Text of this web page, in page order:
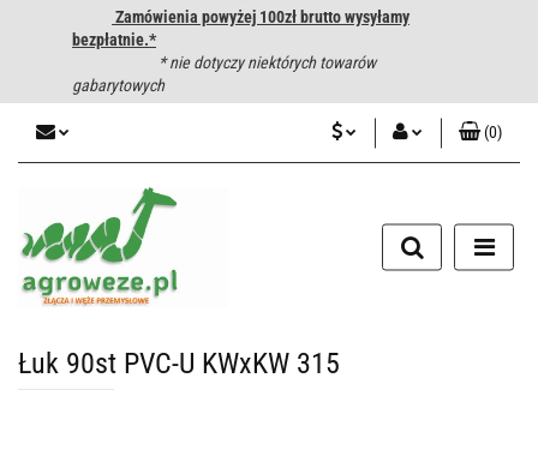
Zamówienia powyżej 100zł brutto wysyłamy
bezpłatnie.*
* nie dotyczy niektórych towarów
gabarytowych
Zarejestruj się
Dodaj zgłoszenie
(0)
Łuk 90st PVC-U KWxKW 315